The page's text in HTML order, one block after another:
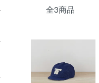
全3商品